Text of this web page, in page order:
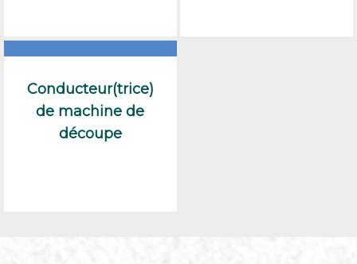
Conducteur(trice)
de machine de
découpe